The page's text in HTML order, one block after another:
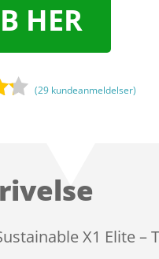
HER
(29 kundeanmeldelser)
X1 Elite –